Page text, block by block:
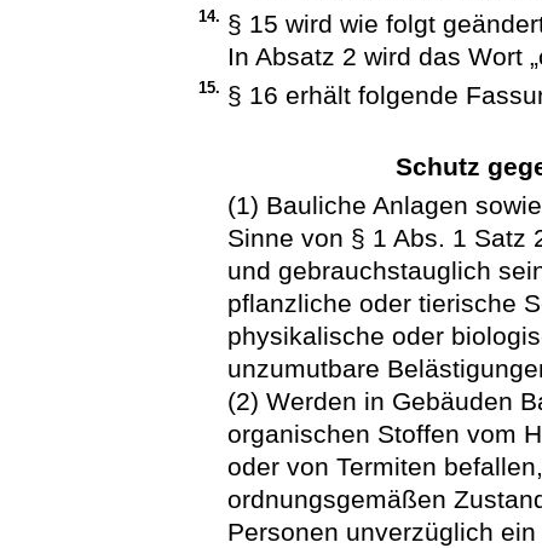
14. § 15 wird wie folgt
In Absatz 2 wird das Wort
15. § 16 erhält folgende
Schutz
(1) Bauliche Anlagen
Sinne von § 1 Abs. 1 Satz
und gebrauchstauglich
pflanzliche oder tierische
physikalische oder
unzumutbare
(2) Werden in Gebäuden
organischen Stoffen vom
oder von Termiten
ordnungsgemäßen
Personen unverzüglich